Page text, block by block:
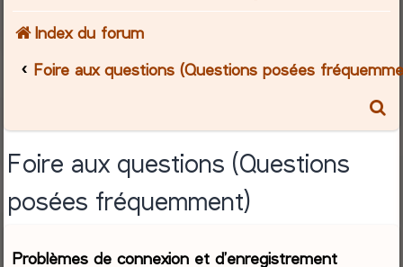
Index du forum
Foire aux questions (Questions posées
Foire aux questions (Questions
posées fréquemment)
Problèmes de connexion et d’enregistrement